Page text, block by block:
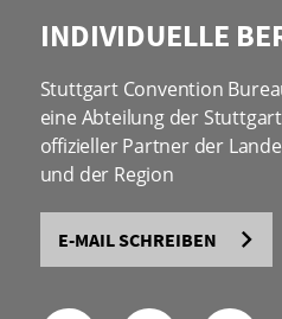
INDIVIDUELLE
Stuttgart Convention
eine Abteilung der
offizieller Partner der
und der Region
E-MAIL SCHREIBEN